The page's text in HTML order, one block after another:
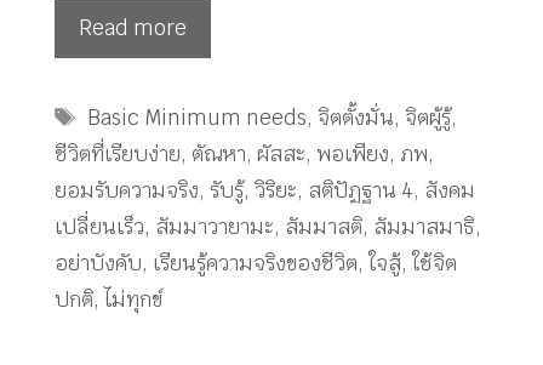
Read more
Tags
Basic Minimum needs, จิตตั้งมั่น, จิตผู้รู้,
ชีวิตที่เรียบง่าย, ตัณหา, ผัสสะ, พอเพียง, ภพ,
ยอมรับความจริง, รับรู้, วิริยะ, สติปัฏฐาน 4, สังคม
เปลี่ยนเร็ว, สัมมาวายามะ, สัมมาสติ, สัมมาสมาธิ,
อย่าบังคับ, เรียนรู้ความจริงของชีวิต, ใจสู้, ใช้จิต
ปกติ, ไม่ทุกข์